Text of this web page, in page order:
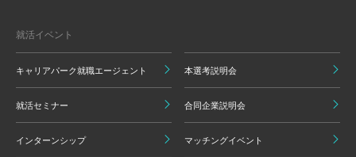
就活イベント
キャリアパーク就職エージェント 本選考説明会
就活セミナー 合同企業説明会
インターンシップ マッチングイベント